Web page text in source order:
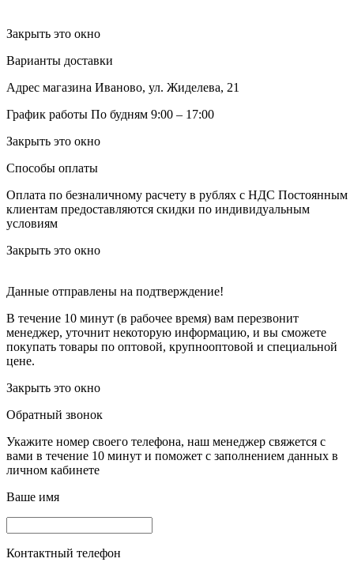
Закрыть это окно
Варианты доставки
Адрес магазина Иваново, ул. Жиделева, 21
График работы По будням 9:00 – 17:00
Закрыть это окно
Способы оплаты
Оплата по безналичному расчету в рублях с НДС Постоянным
клиентам предоставляются скидки по индивидуальным
условиям
Закрыть это окно
Данные отправлены на подтверждение!
В течение 10 минут (в рабочее время) вам перезвонит
менеджер, уточнит некоторую информацию, и вы сможете
покупать товары по оптовой, крупнооптовой и специальной
цене.
Закрыть это окно
Обратный звонок
Укажите номер своего телефона, наш менеджер свяжется с
вами в течение 10 минут и поможет с заполнением данных в
личном кабинете
Ваше имя
Контактный телефон